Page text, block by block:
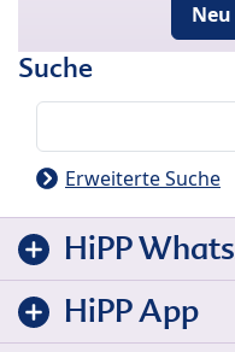
Suche
Erweiterte Suche
HiPP
HiPP App